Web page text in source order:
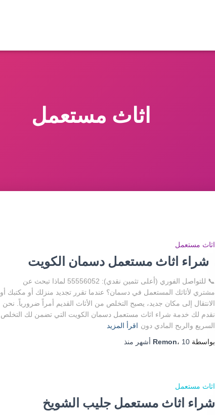
اثاث مستعمل
اثاث مستعمل
شراء اثاث مستعمل دسمان الكويت
📞 للتواصل الفوري (أعلى تثمين نقدي): 55556052 لماذا تبحث عن
مشتري لأثاثك المستعمل في دسمان؟ عندما تقرر تجديد منزلك أو مكتبك أو
الانتقال إلى مكان جديد، يصبح التخلص من الأثاث القديم أمراً ضرورياً. نحن
نقدم لك خدمة شراء اثاث مستعمل دسمان الكويت التي تضمن لك التخلص
السريع والربح المادي دون اقرأ المزيد
بواسطة
Remon، 10 أشهر منذ
اثاث مستعمل
شراء اثاث مستعمل جليب الشويخ